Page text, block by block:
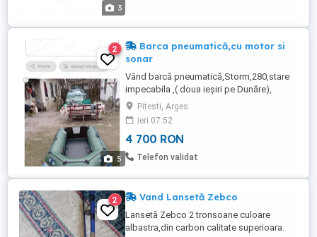
3
5
2
Barca pneumatică,cu motor si
sonar
Vând barcă pneumatică,Storm,280,stare
impecabila ,( doua ieșiri pe Dunăre),
prevăzută cu podina tego,băncuțe
transport,toate accesoriile, geanta
transport, pompa electrica umflat,220v și
12 v,pompa manuală, vâsle, echipata cu
sonar Garmin ,profesional, cu suport
originală,încărcător ...
Pitesti, Arges
ieri 07:52
4 700 RON
Telefon validat
2 Vand Lansetă Zebco
Lansetă Zebco 2 tronsoane culoare
albastra,din carbon calitate superioara.